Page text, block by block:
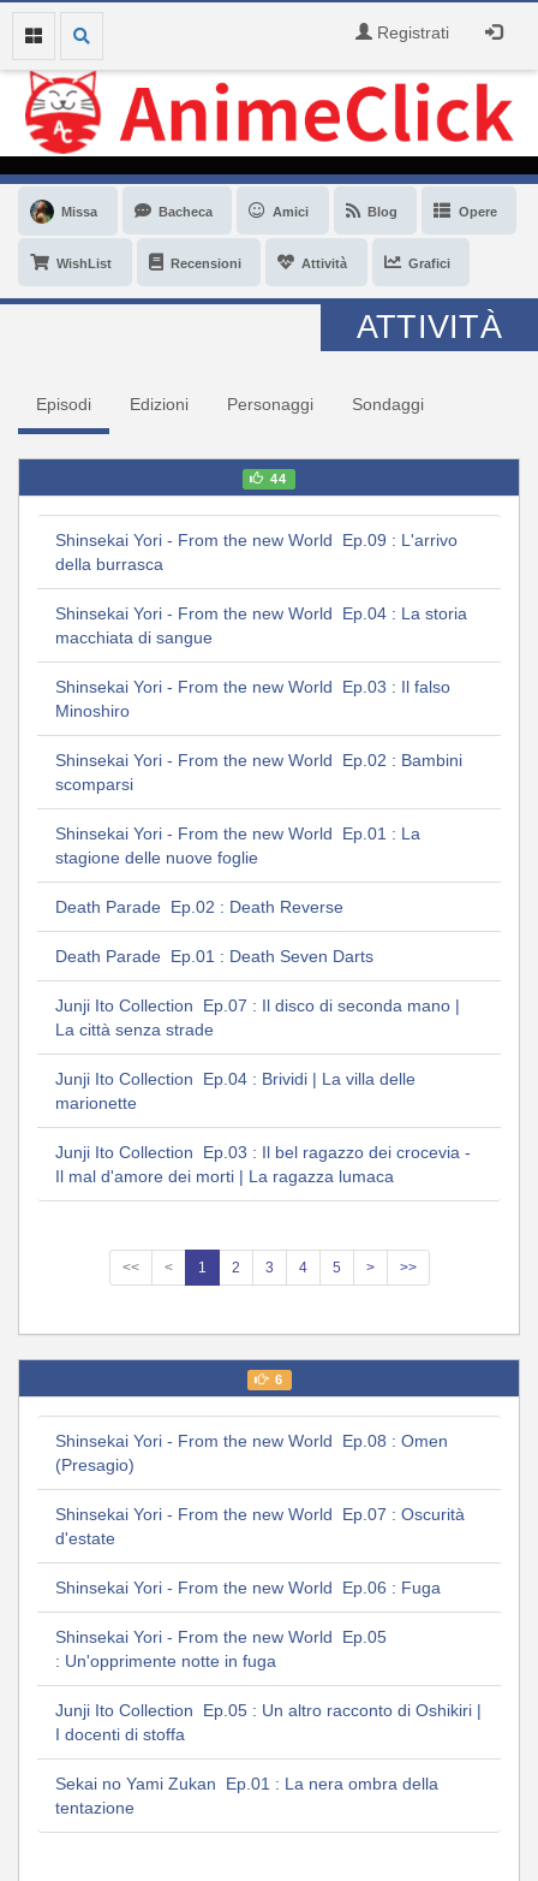
Registrati
Missa Bacheca Amici Blog Opere
WishList Recensioni Attività Grafici
ATTIVITÀ
Episodi Edizioni Personaggi Sondaggi
44
Shinsekai Yori - From the new World Ep.09 : L'arrivo
della burrasca
Shinsekai Yori - From the new World Ep.04 : La storia
macchiata di sangue
Shinsekai Yori - From the new World Ep.03 : Il falso
Minoshiro
Shinsekai Yori - From the new World Ep.02 : Bambini
scomparsi
Shinsekai Yori - From the new World Ep.01 : La
stagione delle nuove foglie
Death Parade Ep.02 : Death Reverse
Death Parade Ep.01 : Death Seven Darts
Junji Ito Collection Ep.07 : Il disco di seconda mano |
La città senza strade
Junji Ito Collection Ep.04 : Brividi | La villa delle
marionette
Junji Ito Collection Ep.03 : Il bel ragazzo dei crocevia -
Il mal d'amore dei morti | La ragazza lumaca
<< < 1 2 3 4 5 > >>
6
Shinsekai Yori - From the new World Ep.08 : Omen
(Presagio)
Shinsekai Yori - From the new World Ep.07 : Oscurità
d'estate
Shinsekai Yori - From the new World Ep.06 : Fuga
Shinsekai Yori - From the new World Ep.05
: Un'opprimente notte in fuga
Junji Ito Collection Ep.05 : Un altro racconto di Oshikiri |
I docenti di stoffa
Sekai no Yami Zukan Ep.01 : La nera ombra della
tentazione